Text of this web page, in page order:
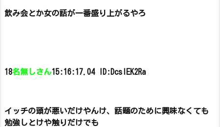
飲み会とか女の話が一番盛り上がるやろ
18名無しさん15:16:17.04 ID:DcslEK2Ra
イッチの頭が悪いだけやんけ、 話題のために興味なくても
勉強しとけや触りだけでも